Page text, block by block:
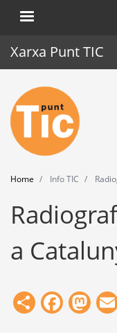
Xarxa Punt TIC
Home
Punt TIC
News
Events
Training
Tools
Home Info TIC
a
Share